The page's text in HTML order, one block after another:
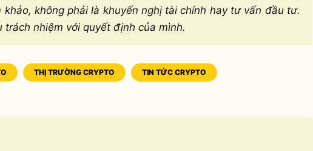
không phải là khuyến nghị tài chính hay tư vấn đầu tư.
nhiệm với quyết định của mình.
THỊ TRƯỜNG CRYPTO TIN TỨC CRYPTO